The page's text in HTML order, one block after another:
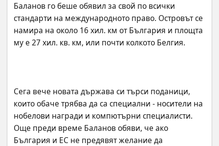
Баланов го беше обявил за свой по всички
стандарти на международното право. Островът се
намира на около 16 хил. км от България и площта
Сега вече новата държава си търси поданици,
които обаче трябва да са специални - носители на
нобелови награди и компютърни специалисти.
Още преди време Баланов обяви, че ако
България и ЕС не предявят желание да